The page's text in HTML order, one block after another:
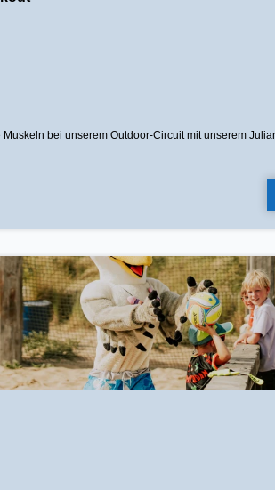
bei unserem Outdoor-Circuit mit unserem